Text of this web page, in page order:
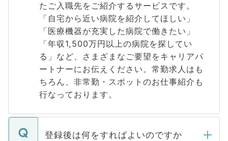
たご入職先をご紹介するサービスです。
「自宅から近い病院を紹介してほしい」
「医療機器が充実した病院で働きたい」
「年収1,500万円以上の病院を探してい
る」など、さまざまなご要望をキャリアパ
ートナーにお伝えください。常勤求人はも
ちろん、非常勤・スポットのお仕事紹介も
行なっております。
登録後は何をすればよいのですか